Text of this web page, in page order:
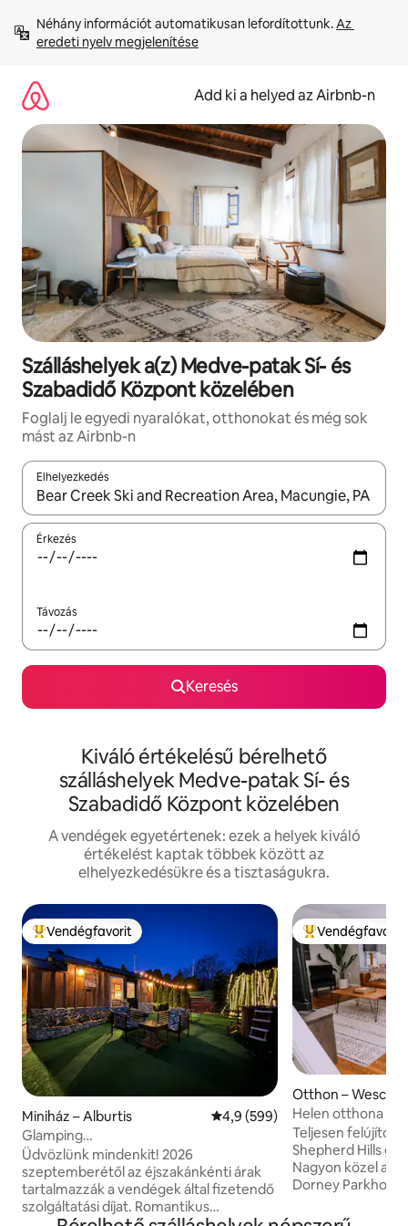
tartalomra
Néhány információt automatikusan lefordítottunk. Az
eredeti nyelv megjelenítése
Add ki a helyed az Airbnb-n
Szálláshelyek a(z) Medve-patak Sí- és
Szabadidő Központ közelében
Foglalj le egyedi nyaralókat, otthonokat és még sok
mást az Airbnb-n
Elhelyezkedés
Az eredmények között a felfelé és a lefelé nyíllal
Érkezés
Távozás
Keresés
Kiváló értékelésű bérelhető
szálláshelyek Medve-patak Sí- és
Szabadidő Központ közelében
A vendégek egyetértenek: ezek a helyek kiváló
értékelést kaptak többek között az
elhelyezkedésükre és a tisztaságukra.
Kiemelt vendégfavorit
Vendégfavorit
Miniház – Alburtis Átlagos értékelés: 5/4,9, 599
4,9 (599)
Glamping
faház~Pavilon/Pezsgőfürdő/Medence
1,5 NYC/1 Philly
Üdvözlünk mindenkit! 2026
szeptemberétől az éjszakánkénti árak
tartalmazzák a vendégek által fizetendő
szolgáltatási díjat. Romantikus
Kiemelt
Vendégfavorit
Otthon –
Helen otthona
Wescosville-ben
Teljesen felújított,
Shepherd Hills
Nagyon közel az
Dorney Parkhoz,
egyetemekhez, a